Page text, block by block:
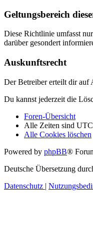
Geltungsbereich
Diese Richtlinie umfasst
darüber gesondert
Auskunftsrecht
Der Betreiber erteilt dir auf
Du kannst jederzeit die
Foren-Übersicht
Alle Zeiten sind UTC
Alle Cookies löschen
Powered by phpBB®
Deutsche Übersetzung
Datenschutz |